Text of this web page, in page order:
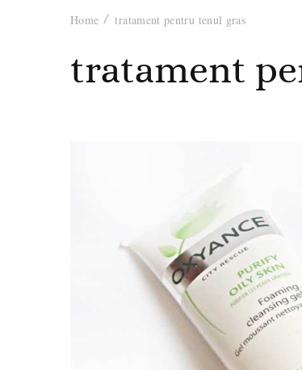
Home tratament pentru tenul gras
tratament